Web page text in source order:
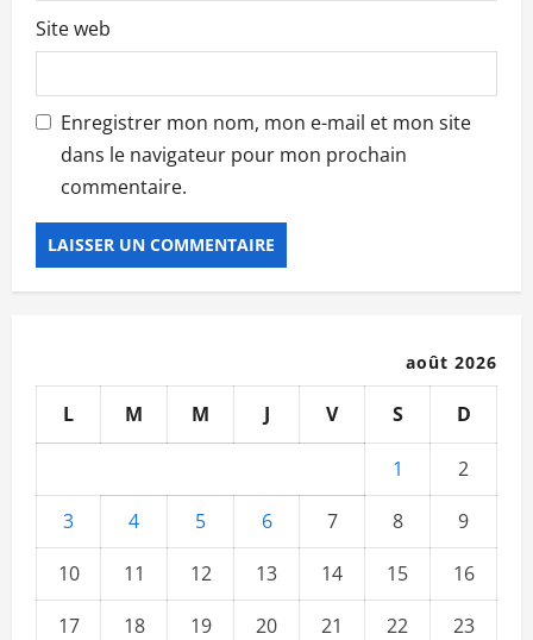
Site web
Enregistrer mon nom, mon e-mail et mon site
dans le navigateur pour mon prochain
commentaire.
août 2026
L M M J V S D
1
2
3
4 5 6 7 8
9
10
11 12 13 14 15
16
17
18 19 20 21 22
23